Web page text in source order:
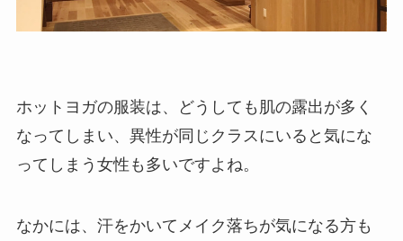
ホットヨガの服装は、どうしても肌の露出が多く
なってしまい、異性が同じクラスにいると気にな
ってしまう女性も多いですよね。
なかには、汗をかいてメイク落ちが気になる方も